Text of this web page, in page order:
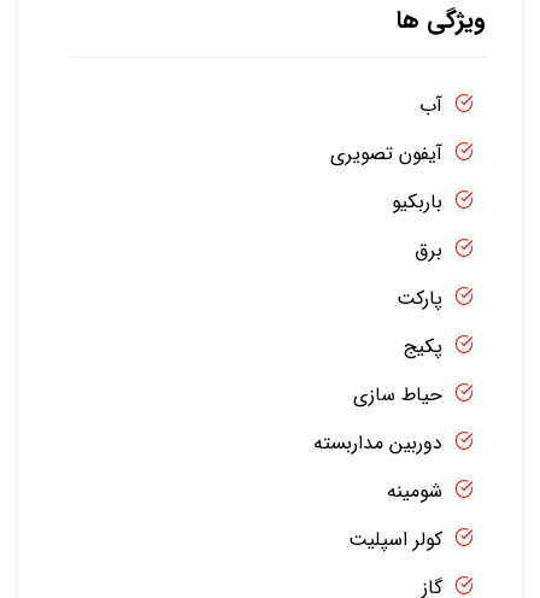
ویژگی ها
آب
آیفون تصویری
باربکیو
برق
پارکت
پکیج
حیاط سازی
دوربین مداربسته
شومینه
کولر اسپلیت
گاز